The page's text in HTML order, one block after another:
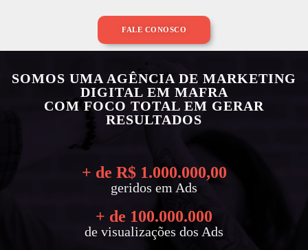
FALE CONOSCO
SOMOS UMA AGÊNCIA DE MARKETING
DIGITAL EM MAFRA
COM FOCO TOTAL EM GERAR
RESULTADOS
+ de R$ 1.000.000,00
geridos em Ads
+ de 100.000.000
de visualizações dos Ads